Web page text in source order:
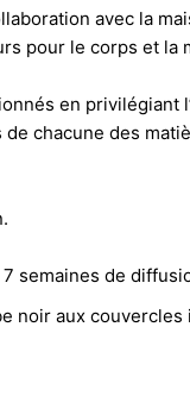
avec la
pour le corps et la
en privilégiant
chacune des
semaines de
noir aux couvercles